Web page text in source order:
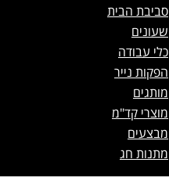
סביבת הבית
שעונים
כלי עבודה
הפקות נייר
מותגים
מוצרי קד"מ
מבצעים
מתנות חג